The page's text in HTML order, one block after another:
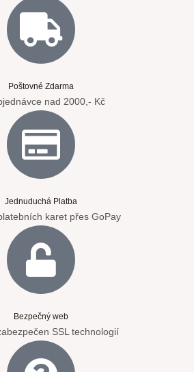
Poštovné Zdarma
nad 2000,- Kč
Jednuduchá Platba
karet přes GoPay
Bezpečný web
SSL technologií